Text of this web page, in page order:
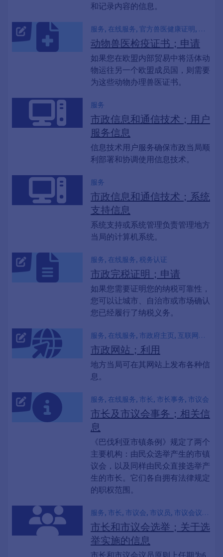
和记录内容的信息。
服务, 在线服务, 官方兽医健康证明, 动
物健康证明, 动物健康证明
动物兽医检疫证书；申请
如果您在欧盟内部贸易中将活体动
物运往另一个欧盟成员国，则需要
为这些动物办理兽医证书。
服务
市政信息和通信技术；用户
服务信息
信息技术用户服务确保市政当局顺
利部署和协调使用信息技术。
服务
市政信息和通信技术；系统
支持信息
系统支持或系统管理负责管理地方
当局的计算机系统。
服务, 在线服务, 税务认证
市政完税证明；申请
如果您需要证明您的纳税可靠性，
您可以让城市、自治市或市场确认
您已经履行了纳税义务。
服务, 在线服务, 市政府主页, 互联网存
在, 自治市网站, 网站
市政网站；利用
地方当局可在其网站上发布各种信
息。
服务, 在线服务, 市长, 市长事务, 市议会
市长及市议会事务；相关信
息
《巴伐利亚市镇条例》规定了两个
主要机构：由民众选举产生的市镇
议会，以及同样由民众直接选举产
生的市长。它们各自拥有法律规定
的职权范围。
服务, 市长, 市议会, 市议员, 市议会议员,
地方选举, 地方选举, 选举日
市长和市议会选举；关于选
举实施的信息